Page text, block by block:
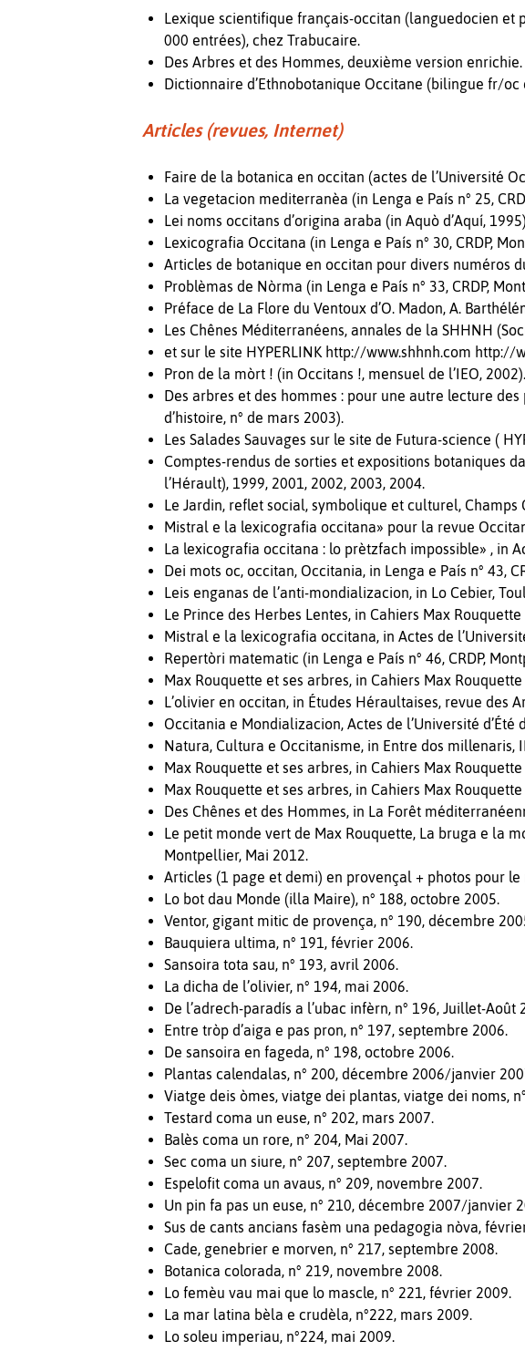
Lexique scientifique français-occitan (languedocien et
000 entrées), chez Trabucaire.
Des Arbres et des Hommes, deuxième version enrichie.
Dictionnaire d’Ethnobotanique Occitane (bilingue fr/oc
Articles (revues, Internet)
Faire de la botanica en occitan (actes de l’Université
La vegetacion mediterranèa (in Lenga e País n° 25,
Lei noms occitans d’origina araba (in Aquò d’Aquí,
Lexicografia Occitana (in Lenga e País n° 30, CRDP,
Articles de botanique en occitan pour divers numéros
Problèmas de Nòrma (in Lenga e País n° 33, CRDP,
Préface de La Flore du Ventoux d’O. Madon, A.
Les Chênes Méditerranéens, annales de la SHHNH
et sur le site HYPERLINK http://www.shhnh.com http://
Pron de la mòrt ! (in Occitans !, mensuel de l’IEO, 2002).
Des arbres et des hommes : pour une autre lecture
d’histoire, n° de mars 2003).
Les Salades Sauvages sur le site de Futura-science (
Comptes-rendus de sorties et expositions botaniques
l’Hérault), 1999, 2001, 2002, 2003, 2004.
Le Jardin, reflet social, symbolique et culturel,
Mistral e la lexicografia occitana» pour la revue
La lexicografia occitana : lo prètzfach impossible» , in
Dei mots oc, occitan, Occitania, in Lenga e País n° 43,
Leis enganas de l’anti-mondializacion, in Lo Cebier,
Le Prince des Herbes Lentes, in Cahiers Max
Mistral e la lexicografia occitana, in Actes de
Repertòri matematic (in Lenga e País n° 46, CRDP,
Max Rouquette et ses arbres, in Cahiers Max
L’olivier en occitan, in Études Héraultaises, revue des
Occitania e Mondializacion, Actes de l’Université d’Été
Natura, Cultura e Occitanisme, in Entre dos millenaris,
Max Rouquette et ses arbres, in Cahiers Max
Max Rouquette et ses arbres, in Cahiers Max
Des Chênes et des Hommes, in La Forêt
Le petit monde vert de Max Rouquette, La bruga e la
Montpellier, Mai 2012.
Articles (1 page et demi) en provençal + photos pour le
Lo bot dau Monde (illa Maire), n° 188, octobre 2005.
Ventor, gigant mitic de provença, n° 190, décembre
Bauquiera ultima, n° 191, février 2006.
Sansoira tota sau, n° 193, avril 2006.
La dicha de l’olivier, n° 194, mai 2006.
De l’adrech-paradís a l’ubac infèrn, n° 196, Juillet-Août
Entre tròp d’aiga e pas pron, n° 197, septembre 2006.
De sansoira en fageda, n° 198, octobre 2006.
Plantas calendalas, n° 200, décembre 2006/janvier
Viatge deis òmes, viatge dei plantas, viatge dei noms,
Testard coma un euse, n° 202, mars 2007.
Balès coma un rore, n° 204, Mai 2007.
Sec coma un siure, n° 207, septembre 2007.
Espelofit coma un avaus, n° 209, novembre 2007.
Un pin fa pas un euse, n° 210, décembre 2007/janvier
Sus de cants ancians fasèm una pedagogia nòva,
Cade, genebrier e morven, n° 217, septembre 2008.
Botanica colorada, n° 219, novembre 2008.
Lo femèu vau mai que lo mascle, n° 221, février 2009.
La mar latina bèla e crudèla, n°222, mars 2009.
Lo soleu imperiau, n°224, mai 2009.